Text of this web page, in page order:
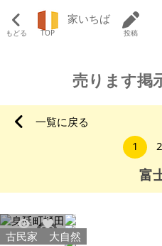
もどる TOP
家いちば
投稿
売ります掲
一覧に戻る
1
2
富
1946 4
古民家 大自然